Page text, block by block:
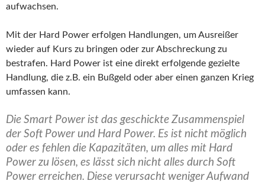
aufwachsen.
Mit der Hard Power erfolgen Handlungen, um Ausreißer
wieder auf Kurs zu bringen oder zur Abschreckung zu
bestrafen. Hard Power ist eine direkt erfolgende gezielte
Handlung, die z.B. ein Bußgeld oder aber einen ganzen Krieg
umfassen kann.
Die Smart Power ist das geschickte Zusammenspiel
der Soft Power und Hard Power. Es ist nicht möglich
oder es fehlen die Kapazitäten, um alles mit Hard
Power zu lösen, es lässt sich nicht alles durch Soft
Power erreichen. Diese verursacht weniger Aufwand